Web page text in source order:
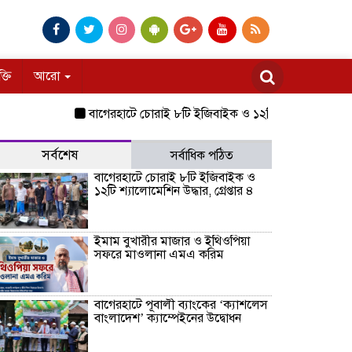
আরো
বাগেরহাটে চোরাই ৮টি ইজিবাইক ও ১২টি শ্যালোমেশিন উদ্ধার,
সর্বশেষ
সর্বাধিক পঠিত
বাগেরহাটে চোরাই ৮টি ইজিবাইক ও
১২টি শ্যালোমেশিন উদ্ধার, গ্রেপ্তার ৪
ইমাম বুখারীর মাজার ও ইথিওপিয়া
সফরে মাওলানা এমএ করিম
বাগেরহাটে পূবালী ব্যাংকের ‘ক্যাশলেস
বাংলাদেশ’ ক্যাম্পেইনের উদ্বোধন